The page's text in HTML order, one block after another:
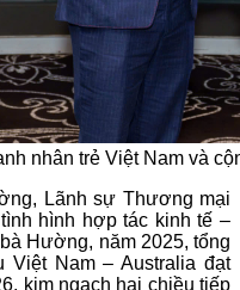
nhân trẻ Việt Nam và
Lãnh sự Thương mại
hình hợp tác kinh tế –
Hường, năm 2025, tổng
Việt Nam – Australia đạt
kim ngạch hai chiều tiếp